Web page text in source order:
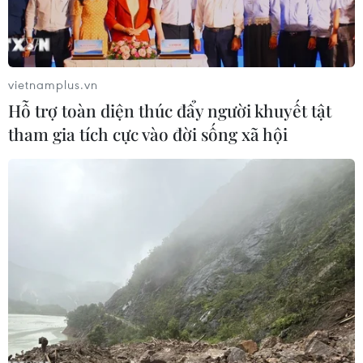
Ảnh minh họa. (Nguồn: AFP/TTXVN)
Theo nhật báo Yomiuri, sau khi Trung Quốc,
nước trước năm 2017 đã tiếp nhận phần lớn rác
thải nhựa mà Nhật Bản xuất khẩu ra nước
ngoài, cấm nhập khẩu rác thải nhựa, rác thải
vietnamplus.vn
Hỗ trợ toàn diện thúc đẩy người khuyết tật
tham gia tích cực vào đời sống xã hội